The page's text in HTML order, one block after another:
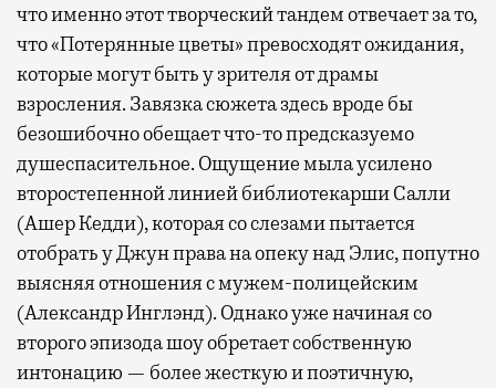
что именно этот творческий тандем отвечает за то,
что «Потерянные цветы» превосходят ожидания,
которые могут быть у зрителя от драмы
взросления. Завязка сюжета здесь вроде бы
безошибочно обещает что-то предсказуемо
душеспасительное. Ощущение мыла усилено
второстепенной линией библиотекарши Салли
(Ашер Кедди), которая со слезами пытается
отобрать у Джун права на опеку над Элис, попутно
выясняя отношения с мужем-полицейским
(Александр Инглэнд). Однако уже начиная со
второго эпизода шоу обретает собственную
интонацию — более жесткую и поэтичную,